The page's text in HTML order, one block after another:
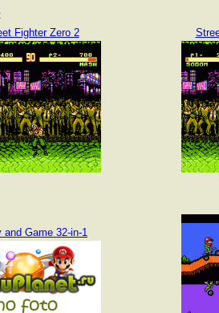
Fighter Zero 2
and Game 32-in-1